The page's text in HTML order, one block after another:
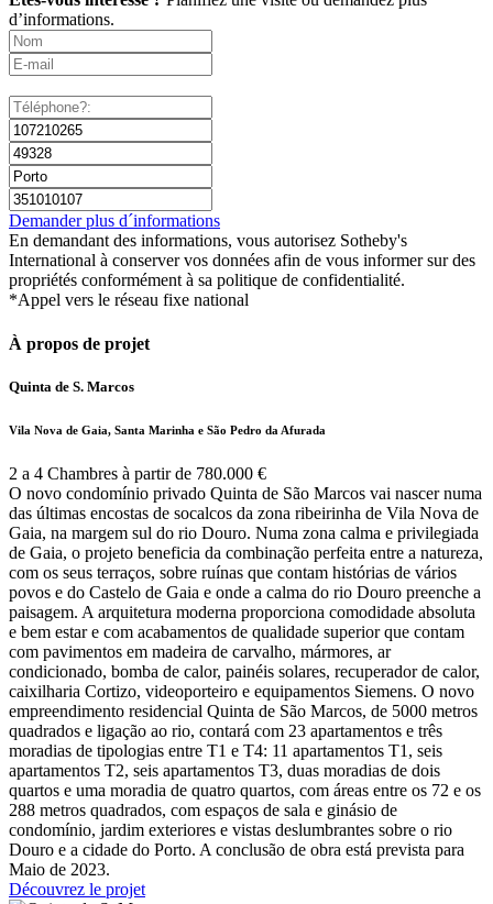
d’informations.
Demander plus d´informations
En demandant des informations, vous autorisez Sotheby's
International à conserver vos données afin de vous informer sur des
propriétés conformément à sa politique de confidentialité.
*Appel vers le réseau fixe national
À propos de projet
Quinta de S. Marcos
Vila Nova de Gaia, Santa Marinha e São Pedro da Afurada
2 a 4 Chambres à partir de 780.000 €
O novo condomínio privado Quinta de São Marcos vai nascer numa
das últimas encostas de socalcos da zona ribeirinha de Vila Nova de
Gaia, na margem sul do rio Douro. Numa zona calma e privilegiada
de Gaia, o projeto beneficia da combinação perfeita entre a natureza,
com os seus terraços, sobre ruínas que contam histórias de vários
povos e do Castelo de Gaia e onde a calma do rio Douro preenche a
paisagem. A arquitetura moderna proporciona comodidade absoluta
e bem estar e com acabamentos de qualidade superior que contam
com pavimentos em madeira de carvalho, mármores, ar
condicionado, bomba de calor, painéis solares, recuperador de calor,
caixilharia Cortizo, videoporteiro e equipamentos Siemens. O novo
empreendimento residencial Quinta de São Marcos, de 5000 metros
quadrados e ligação ao rio, contará com 23 apartamentos e três
moradias de tipologias entre T1 e T4: 11 apartamentos T1, seis
apartamentos T2, seis apartamentos T3, duas moradias de dois
quartos e uma moradia de quatro quartos, com áreas entre os 72 e os
288 metros quadrados, com espaços de sala e ginásio de
condomínio, jardim exteriores e vistas deslumbrantes sobre o rio
Douro e a cidade do Porto. A conclusão de obra está prevista para
Maio de 2023.
Découvrez le projet